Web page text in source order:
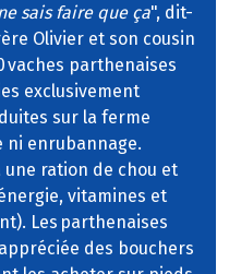
sais faire que ça", dit-
Olivier et son cousin
vaches parthenaises
exclusivement
sur la ferme
ni enrubannage.
une ration de chou et
vitamines et
Les parthenaises
des bouchers